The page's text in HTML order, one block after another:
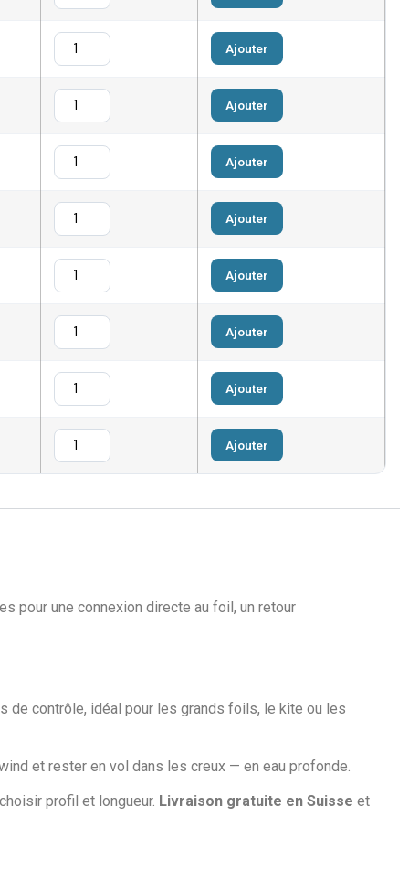
Ajouter
Ajouter
Ajouter
Ajouter
Ajouter
Ajouter
Ajouter
Ajouter
pour une connexion directe au foil, un retour
de contrôle, idéal pour les grands foils, le kite ou les
et rester en vol dans les creux — en eau profonde.
profil et longueur. Livraison gratuite en Suisse et